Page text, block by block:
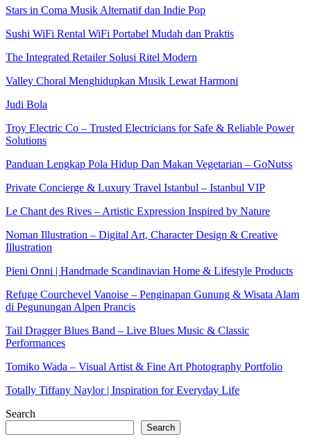
Stars in Coma Musik Alternatif dan Indie Pop
Sushi WiFi Rental WiFi Portabel Mudah dan Praktis
The Integrated Retailer Solusi Ritel Modern
Valley Choral Menghidupkan Musik Lewat Harmoni
Judi Bola
Troy Electric Co – Trusted Electricians for Safe & Reliable Power
Solutions
Panduan Lengkap Pola Hidup Dan Makan Vegetarian – GoNutss
Private Concierge & Luxury Travel Istanbul – Istanbul VIP
Le Chant des Rives – Artistic Expression Inspired by Nature
Noman Illustration – Digital Art, Character Design & Creative
Illustration
Pieni Onni | Handmade Scandinavian Home & Lifestyle Products
Refuge Courchevel Vanoise – Penginapan Gunung & Wisata Alam
di Pegunungan Alpen Prancis
Tail Dragger Blues Band – Live Blues Music & Classic
Performances
Tomiko Wada – Visual Artist & Fine Art Photography Portfolio
Totally Tiffany Naylor | Inspiration for Everyday Life
Search
Search